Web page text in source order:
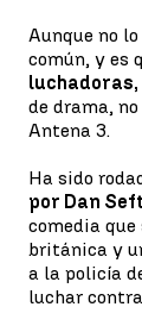
Aunque no
común, y es
luchadoras,
de drama,
Antena 3.
Ha sido
por Dan
comedia
británica y
a la policía
luchar